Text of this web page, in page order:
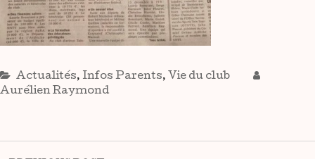
Actualités, Infos Parents, Vie du club
Aurélien Raymond